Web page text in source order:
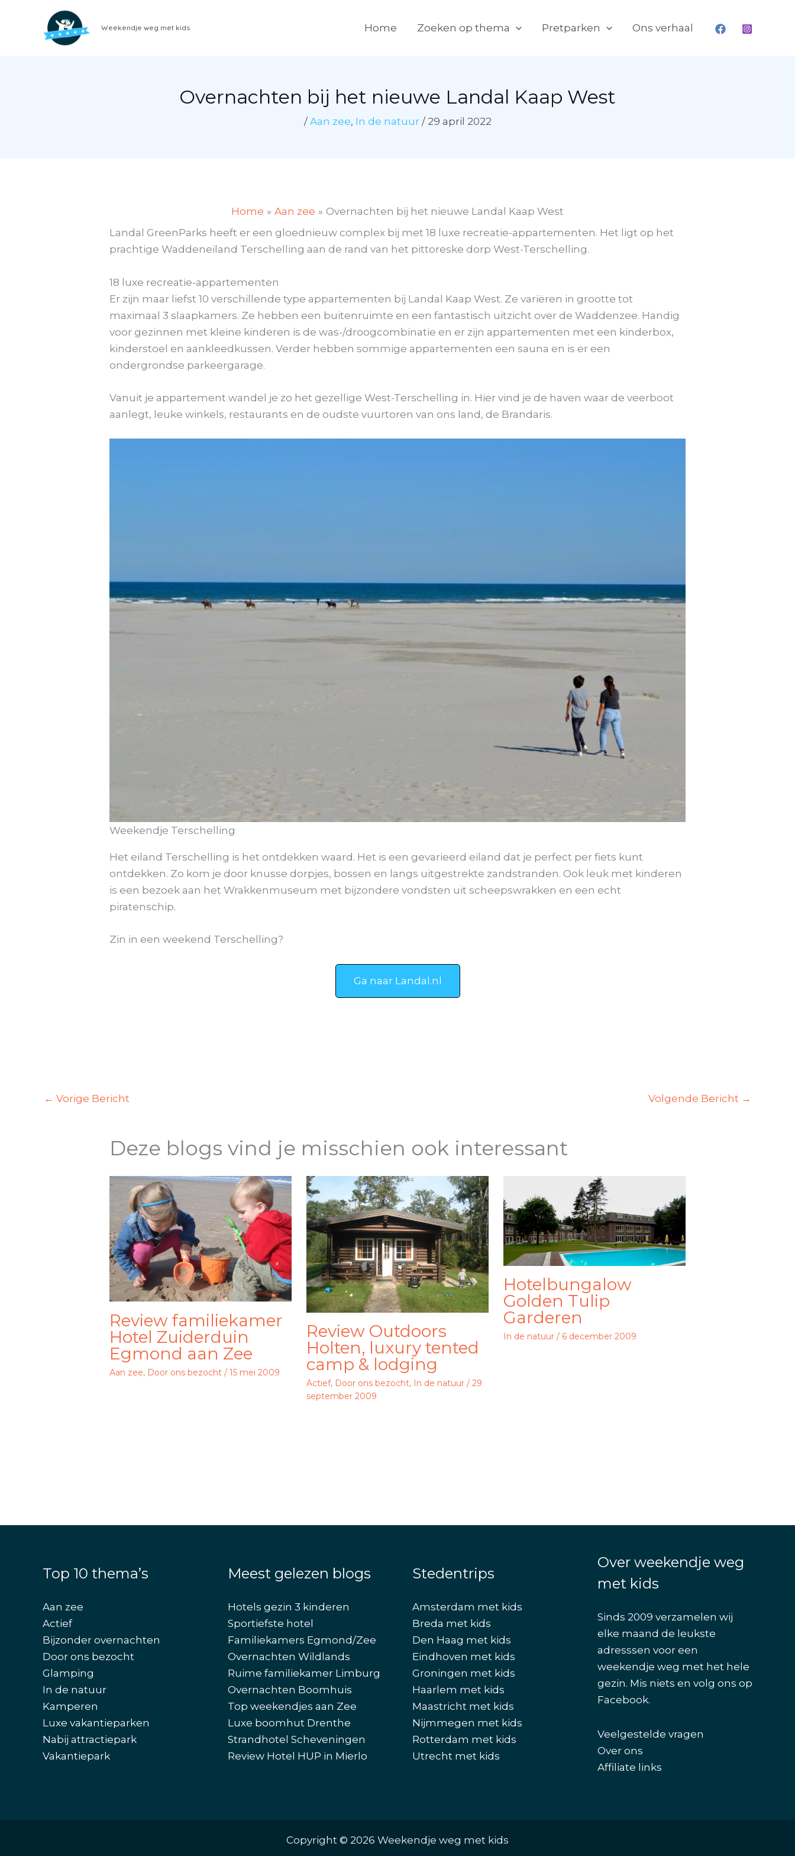
Weekendje weg met kids Home Zoeken op thema Pretparken Ons verhaal
Overnachten bij het nieuwe Landal Kaap West
/ Aan zee, In de natuur/ 29 april 2022
Home Aan zee
Overnachten bij het nieuwe Landal Kaap West
Landal GreenParks heeft er een gloednieuw complex bij met 18 luxe recreatie-appartementen. Het ligt op het
prachtige Waddeneiland Terschelling aan de rand van het pittoreske dorp West-Terschelling.
18 luxe recreatie-appartementen
Er zijn maar liefst 10 verschillende type appartementen bij Landal Kaap West. Ze variëren in grootte tot
maximaal 3 slaapkamers. Ze hebben een buitenruimte en een fantastisch uitzicht over de Waddenzee. Handig
voor gezinnen met kleine kinderen is de was-/droogcombinatie en er zijn appartementen met een kinderbox,
kinderstoel en aankleedkussen. Verder hebben sommige appartementen een sauna en is er een
ondergrondse parkeergarage.
Vanuit je appartement wandel je zo het gezellige West-Terschelling in. Hier vind je de haven waar de veerboot
aanlegt, leuke winkels, restaurants en de oudste vuurtoren van ons land, de Brandaris.
Weekendje Terschelling
Het eiland Terschelling is het ontdekken waard. Het is een gevarieerd eiland dat je perfect per fiets kunt
ontdekken. Zo kom je door knusse dorpjes, bossen en langs uitgestrekte zandstranden. Ook leuk met kinderen
is een bezoek aan het Wrakkenmuseum met bijzondere vondsten uit scheepswrakken en een echt
piratenschip.
Zin in een weekend Terschelling?
Ga naar Landal.nl
← Vorige Bericht Volgende Bericht →
Deze blogs vind je misschien ook interessant
Review familiekamer
Hotel Zuiderduin
Egmond aan Zee
Aan zee, Door ons bezocht /15 mei 2009
Review Outdoors
Holten, luxury tented
camp & lodging
Actief, Door ons bezocht, In de natuur /29
september 2009
Hotelbungalow
Golden Tulip
Garderen
In de natuur/ 6 december 2009
Top 10 thema’s
Aan zee
Actief
Bijzonder overnachten
Door ons bezocht
Glamping
In de natuur
Kamperen
Luxe vakantieparken
Nabij attractiepark
Vakantiepark
Meest gelezen blogs
Hotels gezin 3 kinderen
Sportiefste hotel
Familiekamers Egmond/Zee
Overnachten Wildlands
Ruime familiekamer Limburg
Overnachten Boomhuis
Top weekendjes aan Zee
Luxe boomhut Drenthe
Strandhotel Scheveningen
Review Hotel HUP in Mierlo
Stedentrips
Amsterdam met kids
Breda met kids
Den Haag met kids
Eindhoven met kids
Groningen met kids
Haarlem met kids
Maastricht met kids
Nijmmegen met kids
Rotterdam met kids
Utrecht met kids
Over weekendje weg
met kids
Sinds 2009 verzamelen wij
elke maand de leukste
adresssen voor een
weekendje weg met het hele
gezin. Mis niets en volg ons op
Facebook.
Veelgestelde vragen
Over ons
Affiliate links
Copyright © 2026 Weekendje weg met kids